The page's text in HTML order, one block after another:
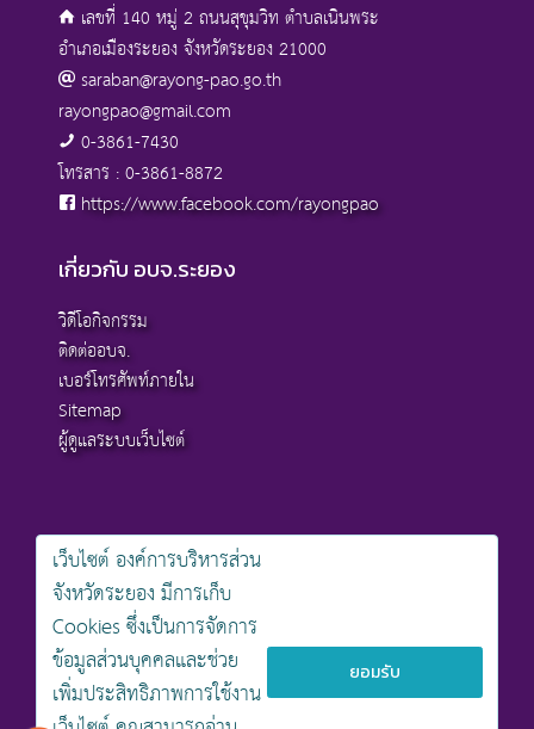
เลขที่ 140 หมู่ 2 ถนนสุขุมวิท ตำบลเนินพระ
อำเภอเมืองระยอง จังหวัดระยอง 21000
saraban@rayong-pao.go.th
rayongpao@gmail.com
0-3861-7430
โทรสาร : 0-3861-8872
https://www.facebook.com/rayongpao
เกี่ยวกับ อบจ.ระยอง
วิดีโอกิจกรรม
ติดต่ออบจ.
เบอร์โทรศัพท์ภายใน
Sitemap
ผู้ดูแลระบบเว็บไซต์
สงวนลิขสิทธิ์ © 2568 , องค์การบริหารส่วนจังหวัดระยอง
นโยบายการคุ้มครองข้อมูลส่วนบุคคล
นโยบายการรักษาความมั่นคงปลอดภัยเว็บไซต์
นโยบายเว็บไซต์ขององค์การบริหารส่วนจังหวัดระยอง
ออกแบบเว็บไซต์โดย khontamweb
เว็บไซต์ องค์การบริหารส่วน
จังหวัดระยอง มีการเก็บ
Cookies ซึ่งเป็นการจัดการ
ข้อมูลส่วนบุคคลและช่วย
เพิ่มประสิทธิภาพการใช้งาน
ยอมรับ